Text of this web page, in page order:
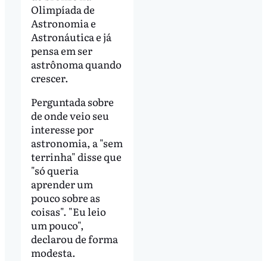
Olimpíada de
Astronomia e
Astronáutica e já
pensa em ser
astrônoma quando
crescer.
Perguntada sobre
de onde veio seu
interesse por
astronomia, a "sem
terrinha" disse que
"só queria
aprender um
pouco sobre as
coisas". "Eu leio
um pouco",
declarou de forma
modesta.